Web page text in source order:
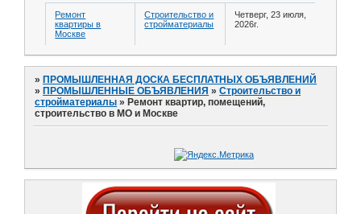
Ремонт
квартиры в
Москве
Строительство и
стройматериалы
Четверг, 23 июля,
2026г.
» ПРОМЫШЛЕННАЯ ДОСКА БЕСПЛАТНЫХ ОБЪЯВЛЕНИЙ
» ПРОМЫШЛЕННЫЕ ОБЪЯВЛЕНИЯ »Строительство и
стройматериалы » Ремонт квартир, помещений,
строительство в МО и Москве